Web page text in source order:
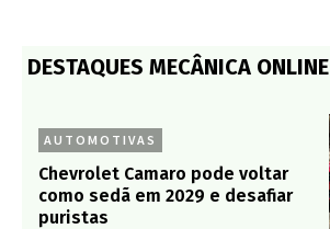
DESTAQUES MECÂNICA ONLINE
AUTOMOTIVAS
Chevrolet Camaro pode voltar
como sedã em 2029 e desafiar
puristas